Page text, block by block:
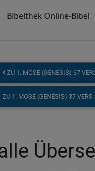
Bibelthek Online-Bibel
ZU 1. MOSE (GENESIS) 37
ZU 1. MOSE (GENESIS) 37